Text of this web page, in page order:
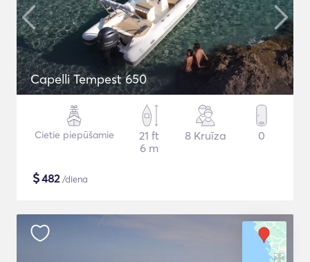
Capelli Tempest 650
Cietie piepūšamie
21 ft
6 m
8 Kruīza 0
$482/diena